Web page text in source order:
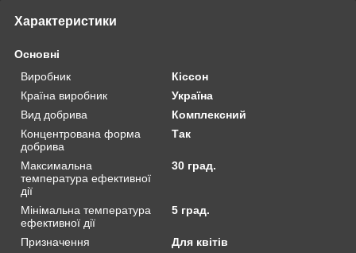
Характеристики
Основні
Виробник
Кіссон
Країна виробник
Україна
Вид добрива
Комплексний
Концентрована форма
добрива
Так
Максимальна
температура ефективної
дії
30 град.
Мінімальна температура
ефективної дії
5 град.
Призначення
Для квітів